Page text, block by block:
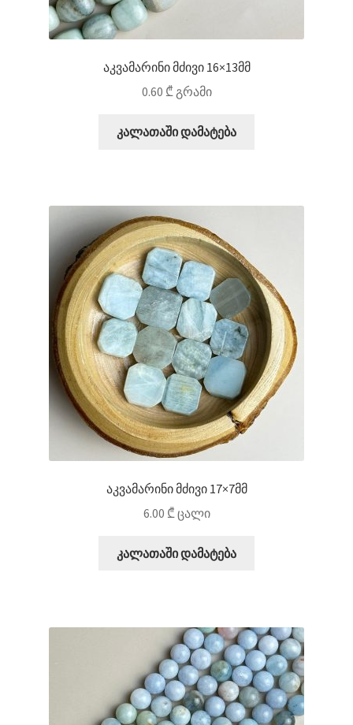
აკვამარინი მძივი 16×13მმ
0.60 ₾ გრამი
კალათაში დამატება
აკვამარინი მძივი 17×7მმ
6.00 ₾ ცალი
კალათაში დამატება